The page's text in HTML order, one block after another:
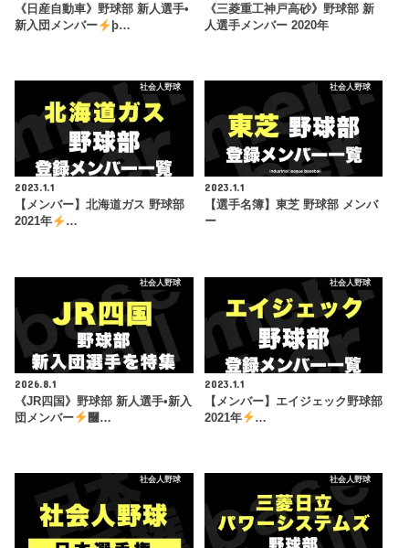
《日産自動車》野球部 新人選手•
新入団メンバー
þ…
《三菱重工神戸高砂》野球部 新
人選手メンバー 2020年
社会人野球
2023.1.1
【メンバー】北海道ガス 野球部
2021年
…
社会人野球
2023.1.1
【選手名簿】東芝 野球部 メンバ
ー
社会人野球
2026.8.1
《JR四国》野球部 新人選手•新入
団メンバー
࿠…
社会人野球
2023.1.1
【メンバー】エイジェック野球部
2021年
…
社会人野球 社会人野球